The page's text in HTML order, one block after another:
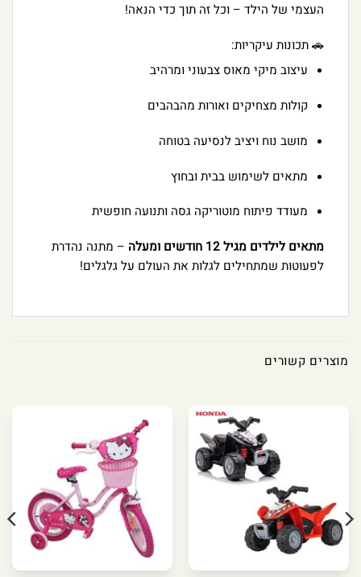
העצמי של הילד – וכל זה תוך כדי הנאה!
🚗 תכונות עיקריות:
עיצוב מיקי מאוס צבעוני ומרהיב
קולות מצחיקים ואורות מהבהבים
מושב נוח ויציב לנסיעה בטוחה
מתאים לשימוש בבית ובחוץ
מעודד פיתוח מוטוריקה גסה ותנועה חופשית
מתאים לילדים מגיל 12 חודשים ומעלה
– מתנה נהדרת
לפעוטות שמתחילים לגלות את העולם על גלגלים!
מוצרים קשורים